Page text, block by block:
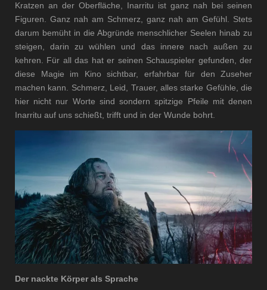
Kratzen an der Oberfläche, Inarritu ist ganz nah bei seinen
Figuren. Ganz nah am Schmerz, ganz nah am Gefühl. Stets
darum bemüht in die Abgründe menschlicher Seelen hinab zu
steigen, darin zu wühlen und das innere nach außen zu
kehren. Für all das hat er seinen Schauspieler gefunden, der
diese Magie im Kino sichtbar, erfahrbar für den Zuseher
machen kann. Schmerz, Leid, Trauer, alles starke Gefühle, die
hier nicht nur Worte sind sondern spitzige Pfeile mit denen
Inarritu auf uns schießt, trifft und in der Wunde bohrt.
Der nackte Körper als Sprache